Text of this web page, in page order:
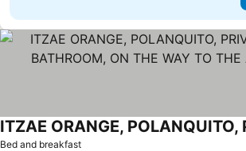
Bed and breakfast